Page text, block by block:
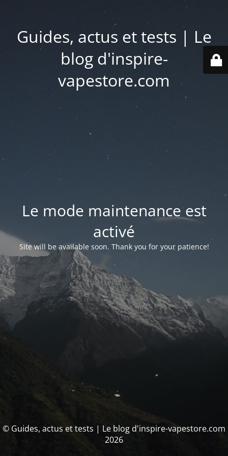
Guides, actus et tests | Le
blog d'inspire-
vapestore.com
Le mode maintenance est
activé
Site will be available soon. Thank you for your patience!
© Guides, actus et tests | Le blog d'inspire-vapestore.com
2026